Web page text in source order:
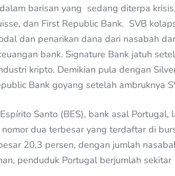
barisan yang sedang diterpa
dan First Republic Bank. SVB
dan penarikan dana dari nasabah
bank. Signature Bank jatuh
kripto. Demikian pula dengan
Bank goyang setelah ambruknya
Santo (BES), bank asal Portugal,
dua terbesar yang terdaftar di
20,3 persen, dengan jumlah
penduduk Portugal berjumlah sekitar